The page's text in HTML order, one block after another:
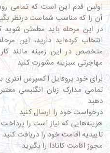
اولین قدم این است که تمامی
آن را که مناسب شماست درنظر
در این مرحله باید مطمئن شوید
انتخاب کرده‌اید دارید، این
متخصص در این زمینه مانند
مهاجرتی سبزینه مشورت کنید
برای خود پروفایل اکسپرس انتری
تمامی مدارک زبان انگلیسی
دهید
درخواست خود را ارسال کنید
هزینه‌هایی که نیاز است را پرداخت
تاییدیه اقامت خود را دریافت کنید
مجوز اقامت کانادا را بگیرید